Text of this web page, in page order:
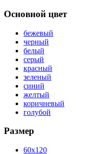
Основной цвет
бежевый
черный
белый
серый
красный
зеленый
синий
желтый
коричневый
голубой
Размер
60x120